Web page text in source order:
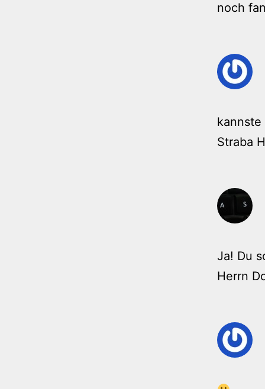
noch
Straba
Ja! Du
Herrn